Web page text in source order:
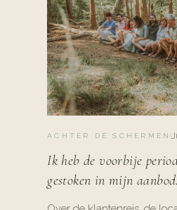
ACHTER DE SCHERMEN
Ik heb de voorbije
gestoken in mijn